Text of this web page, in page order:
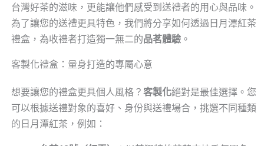
台灣好茶的滋味，更能讓他們感受到送禮者的用心與品味。
為了讓您的送禮更具特色，我們將分享如何透過日月潭紅茶
禮盒，為收禮者打造獨一無二的品茗體驗。
客製化禮盒：量身打造的專屬心意
想要讓您的禮盒更具個人風格？客製化絕對是最佳選擇。您
可以根據送禮對象的喜好、身份與送禮場合，挑選不同種類
的日月潭紅茶，例如：